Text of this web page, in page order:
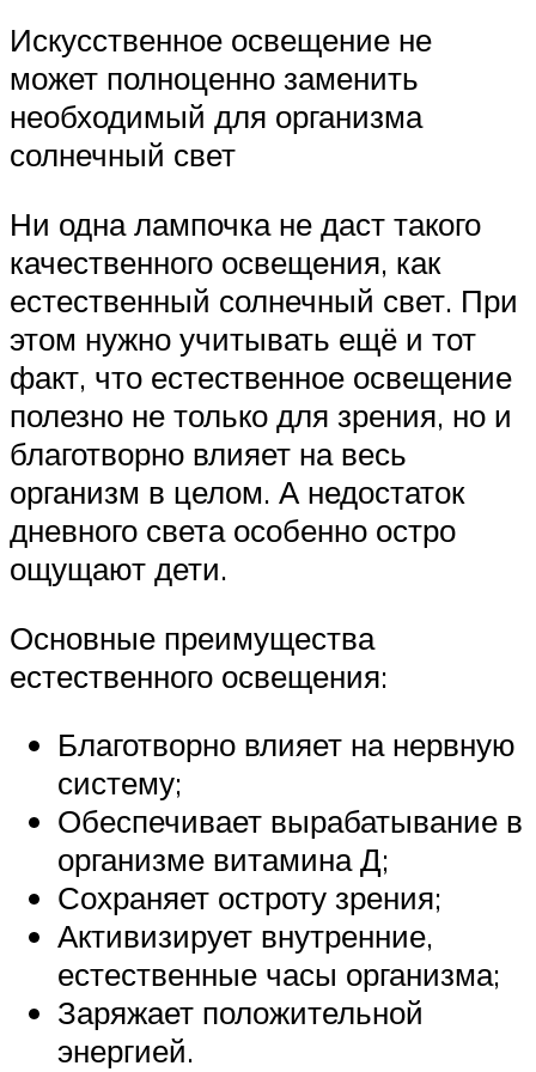
Искусственное освещение не
может полноценно заменить
необходимый для организма
солнечный свет
Ни одна лампочка не даст такого
качественного освещения, как
естественный солнечный свет. При
этом нужно учитывать ещё и тот
факт, что естественное освещение
полезно не только для зрения, но и
благотворно влияет на весь
организм в целом. А недостаток
дневного света особенно остро
ощущают дети.
Основные преимущества
естественного освещения:
Благотворно влияет на нервную
систему;
Обеспечивает вырабатывание в
организме витамина Д;
Сохраняет остроту зрения;
Активизирует внутренние,
естественные часы организма;
Заряжает положительной
энергией.